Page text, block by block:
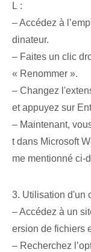
L :
– Accédez à
dinateur.
– Faites un clic
« Renommer ».
– Changez
et appuyez sur
– Maintenant,
t dans Microsoft
me mentionné ci-
3. Utilisation d'un
– Accédez à un
ersion de fichiers
– Recherchez